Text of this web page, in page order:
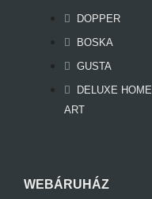
DOPPER
BOSKA
GUSTA
DELUXE HOME
ART
WEBÁRUHÁZ